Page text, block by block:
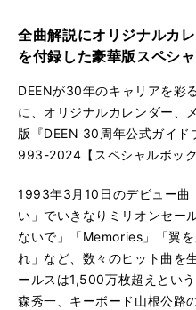
全曲解説にオリジナルカ
を付録した豪華版スペシ
DEENが30年のキャリアを彩
に、オリジナルカレンダー、
版『DEEN 30周年公式ガイド
993-2024【スペシャルボック
1993年3月10日のデビュー曲
い」でいきなりミリオンセー
ないで」「Memories」「翼
れ」など、数々のヒット曲を
ールスは1,500万枚超えとい
森秀一、キーボード山根公路